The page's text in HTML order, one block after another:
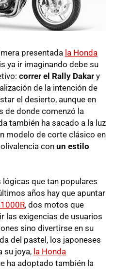
presentada la Honda
ya ir imaginando debe su
correr el Rally Dakar y
de la intención de
el desierto, aunque en
de donde comenzó la
también ha sacado a la luz
modelo de corte clásico en
con un estilo
que tan populares
años hay que apuntar
, dos motos que
las exigencias de usuarios
sino divertirse en su
del pastel, los japoneses
su joya, la Honda
ha adoptado también la